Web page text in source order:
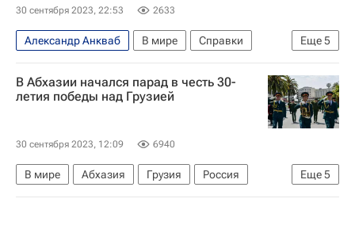
30 сентября 2023, 22:53 2633
Еще5
Александр Анкваб В мире
Справки
Грузия
Абхазия Аслан Бжания
Сухум
Лаши Ашуба
В Абхазии начался парад в честь 30-
летия победы над Грузией
30 сентября 2023, 12:09 6940
Еще5
В мире Абхазия Грузия
Россия
Владимир Ануа
Аслан Бжания